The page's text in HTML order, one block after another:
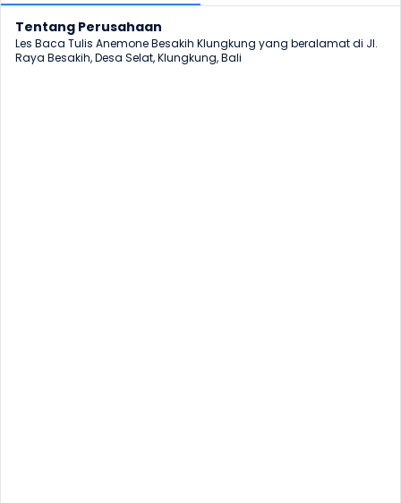
Tentang Perusahaan
Les Baca Tulis Anemone Besakih Klungkung yang beralamat di Jl.
Raya Besakih, Desa Selat, Klungkung, Bali